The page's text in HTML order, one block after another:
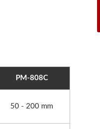
PM-808C
50 - 200 mm